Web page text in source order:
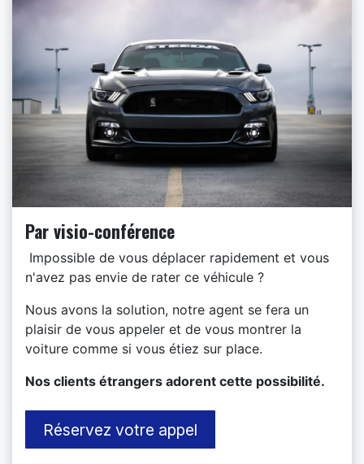
Par visio-conférence
Impossible de vous déplacer rapidement et vous
n'avez pas envie de rater ce véhicule ?
Nous avons la solution, notre agent se fera un
plaisir de vous appeler et de vous montrer la
voiture comme si vous étiez sur place.
​Nos clients étrangers adorent cette possibilité.
Réservez votre appel